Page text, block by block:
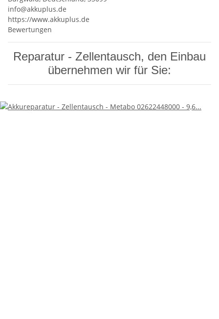
info@akkuplus.de
https://www.akkuplus.de
Bewertungen
Reparatur - Zellentausch, den Einbau
übernehmen wir für Sie: